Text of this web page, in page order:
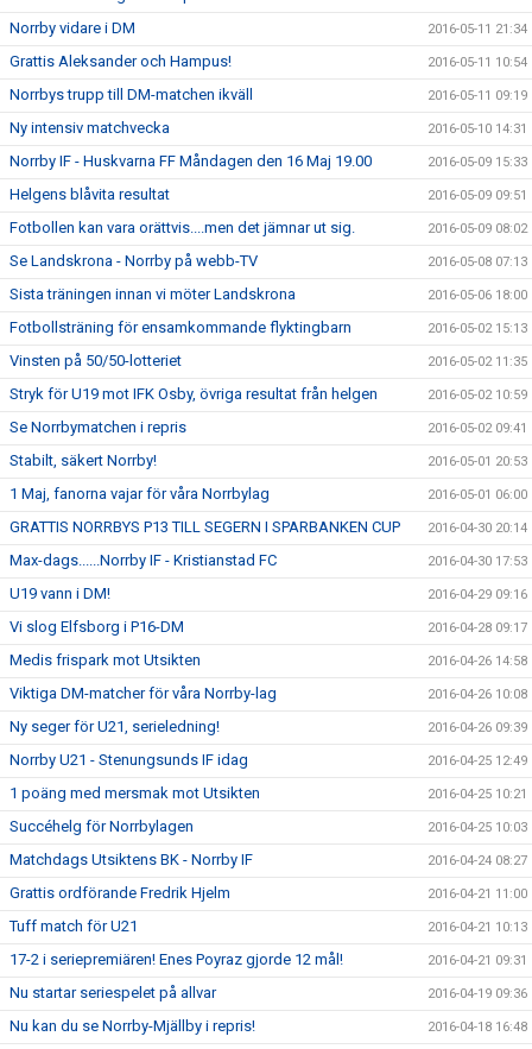
Norrby vidare i DM 2016-05-11 21:34
Grattis Aleksander och Hampus! 2016-05-11 10:54
Norrbys trupp till DM-matchen ikväll 2016-05-11 09:19
Ny intensiv matchvecka 2016-05-10 14:31
Norrby IF - Huskvarna FF Måndagen den 16 Maj 19.00 2016-05-09 15:33
Helgens blåvita resultat 2016-05-09 09:51
Fotbollen kan vara orättvis....men det jämnar ut sig. 2016-05-09 08:02
Se Landskrona - Norrby på webb-TV 2016-05-08 07:13
Sista träningen innan vi möter Landskrona 2016-05-06 18:00
Fotbollsträning för ensamkommande flyktingbarn 2016-05-02 15:13
Vinsten på 50/50-lotteriet 2016-05-02 11:35
Stryk för U19 mot IFK Osby, övriga resultat från helgen 2016-05-02 10:59
Se Norrbymatchen i repris 2016-05-02 09:41
Stabilt, säkert Norrby! 2016-05-01 20:53
1 Maj, fanorna vajar för våra Norrbylag 2016-05-01 06:00
GRATTIS NORRBYS P13 TILL SEGERN I SPARBANKEN CUP 2016-04-30 20:14
Max-dags......Norrby IF - Kristianstad FC 2016-04-30 17:53
U19 vann i DM! 2016-04-29 09:16
Vi slog Elfsborg i P16-DM 2016-04-28 09:17
Medis frispark mot Utsikten 2016-04-26 14:58
Viktiga DM-matcher för våra Norrby-lag 2016-04-26 10:08
Ny seger för U21, serieledning! 2016-04-26 09:39
Norrby U21 - Stenungsunds IF idag 2016-04-25 12:49
1 poäng med mersmak mot Utsikten 2016-04-25 10:21
Succéhelg för Norrbylagen 2016-04-25 10:03
Matchdags Utsiktens BK - Norrby IF 2016-04-24 08:27
Grattis ordförande Fredrik Hjelm 2016-04-21 11:00
Tuff match för U21 2016-04-21 10:13
17-2 i seriepremiären! Enes Poyraz gjorde 12 mål! 2016-04-21 09:31
Nu startar seriespelet på allvar 2016-04-19 09:36
Nu kan du se Norrby-Mjällby i repris! 2016-04-18 16:48